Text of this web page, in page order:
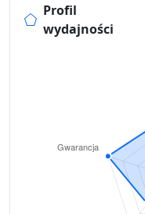
Profil
wydajności